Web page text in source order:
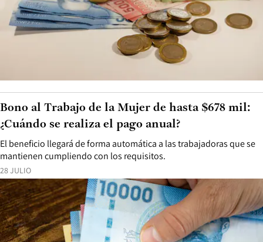
28 JULIO
El beneficio llegará de forma automática a las trabajadoras que se
mantienen cumpliendo con los requisitos.
Bono al Trabajo de la Mujer de hasta $678 mil:
¿Cuándo se realiza el pago anual?